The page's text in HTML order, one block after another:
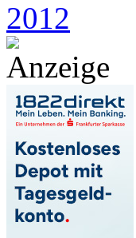
2012
Anzeige